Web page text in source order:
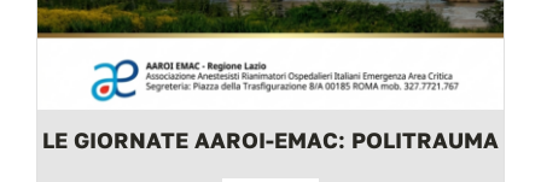
LE GIORNATE AAROI-EMAC: POLITRAUMA